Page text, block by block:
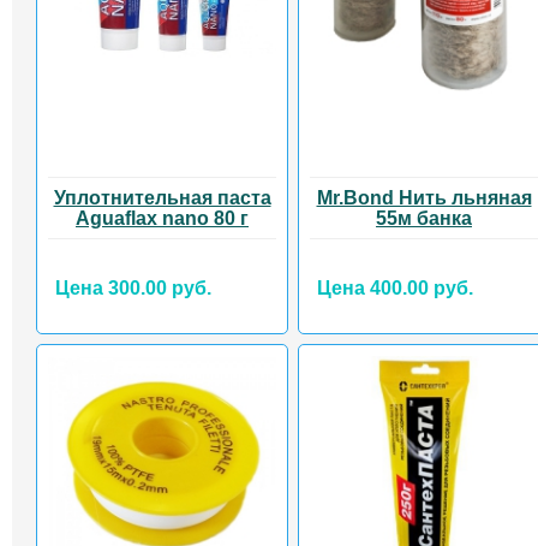
Уплотнительная паста
Aguaflax nano 80 г
Цена 300.00 руб.
Mr.Bond Нить льняная
55м банка
Цена 400.00 руб.